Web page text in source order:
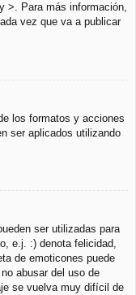
>. Para más información,
vez que va a publicar
los formatos y acciones
ser aplicados utilizando
ser utilizadas para
e.j. :) denota felicidad,
de emoticones puede
abusar del uso de
se vuelva muy difícil de